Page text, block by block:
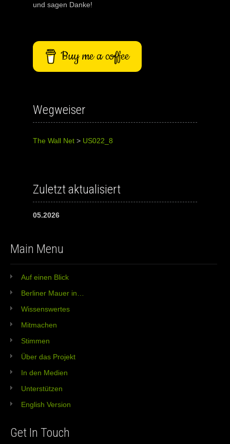
und sagen Danke!
Buy me a coffee
Wegweiser
The Wall Net > US022_8
Zuletzt aktualisiert
05.2026
Main Menu
Auf einen Blick
Berliner Mauer in…
Wissenswertes
Mitmachen
Stimmen
Über das Projekt
In den Medien
Unterstützen
English Version
Get In Touch